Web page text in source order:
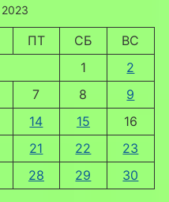
ПТ СБ
ВС
1
2
7 8
9
14 15
16
21 22
23
28 29 30